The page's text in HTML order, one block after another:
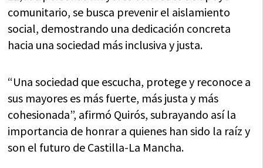
comunitario, se busca prevenir el aislamiento
social, demostrando una dedicación concreta
hacia una sociedad más inclusiva y justa.
“Una sociedad que escucha, protege y reconoce a
sus mayores es más fuerte, más justa y más
cohesionada”, afirmó Quirós, subrayando así la
importancia de honrar a quienes han sido la raíz y
son el futuro de Castilla-La Mancha.